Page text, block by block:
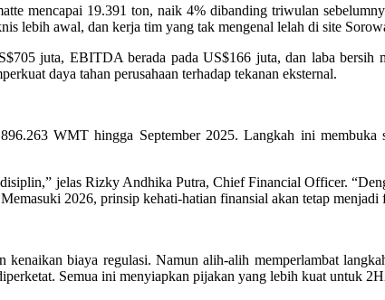
mencapai 19.391 ton, naik 4% dibanding triwulan
lebih awal, dan kerja tim yang tak mengenal lelah di site
juta, EBITDA berada pada US$166 juta, dan laba
daya tahan perusahaan terhadap tekanan eksternal.
WMT hingga September 2025. Langkah ini membuka
jelas Rizky Andhika Putra, Chief Financial Officer.
2026, prinsip kehati-hatian finansial akan tetap menjadi
biaya regulasi. Namun alih-alih memperlambat
Semua ini menyiapkan pijakan yang lebih kuat untuk